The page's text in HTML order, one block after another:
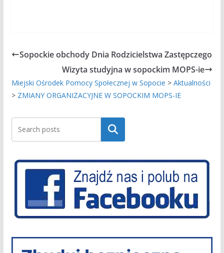
Sopockie obchody Dnia Rodzicielstwa Zastępczego
Wizyta studyjna w sopockim MOPS-ie
Miejski Ośrodek Pomocy Społecznej w Sopocie > Aktualności
> ZMIANY ORGANIZACYJNE W SOPOCKIM MOPS-IE
Szukaj